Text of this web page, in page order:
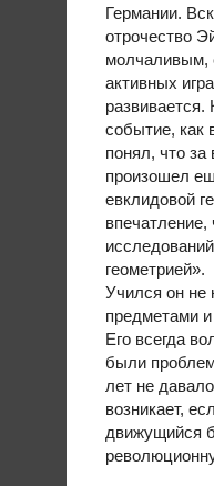
Германии.
отрочество
молчаливым,
активных
событие, как
понял, что
произошел
евклидовой
впечатление,
геометрией».
Учился он не
предметами
Его всегда
были
лет не
возникает,
движущийся